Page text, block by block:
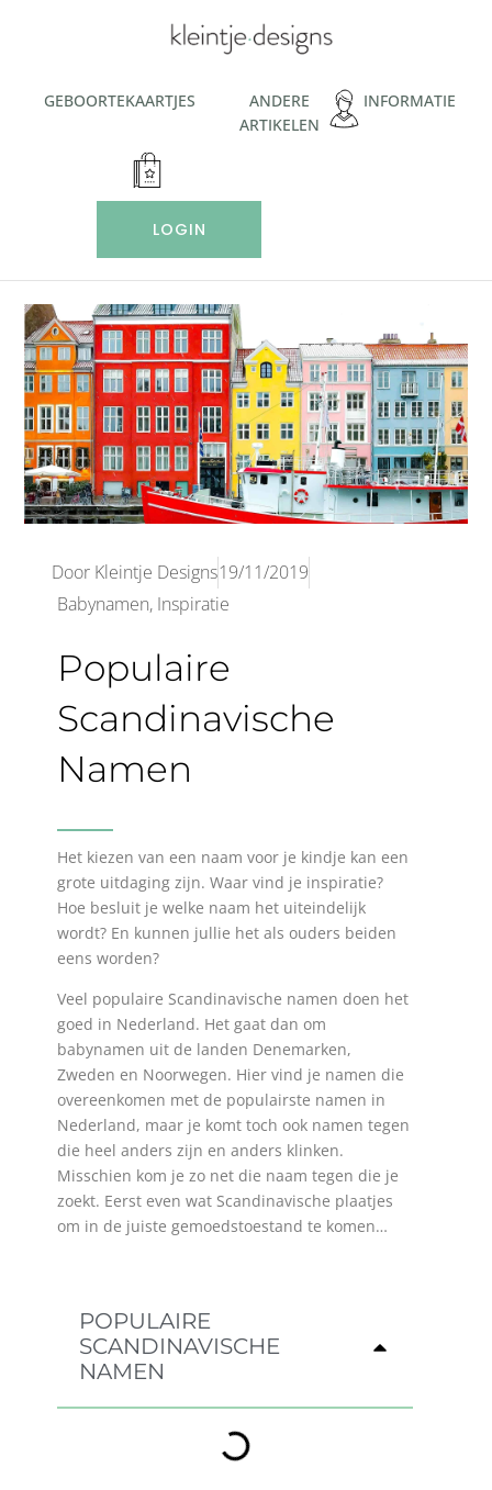
inhoudGEBOORTEKAARTJES
ANDERE
ARTIKELEN
INFORMATIE
LOGIN
DoorKleintje Designs19/11/2019
Babynamen, Inspiratie
Populaire
Scandinavische
Namen
Het kiezen van een naam voor je kindje kan een
grote uitdaging zijn. Waar vind je inspiratie?
Hoe besluit je welke naam het uiteindelijk
wordt? En kunnen jullie het als ouders beiden
eens worden?
Veel populaire Scandinavische namen doen het
goed in Nederland. Het gaat dan om
babynamen uit de landen Denemarken,
Zweden en Noorwegen. Hier vind je namen die
overeenkomen met de populairste namen in
Nederland, maar je komt toch ook namen tegen
die heel anders zijn en anders klinken.
Misschien kom je zo net die naam tegen die je
zoekt. Eerst even wat Scandinavische plaatjes
om in de juiste gemoedstoestand te komen…
POPULAIRE
SCANDINAVISCHE
NAMEN